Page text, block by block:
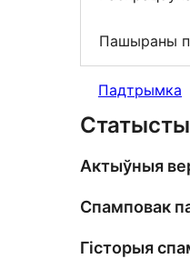
Пашыраны
Падтрымка
Актыўныя
Спамповак
Гісторыя